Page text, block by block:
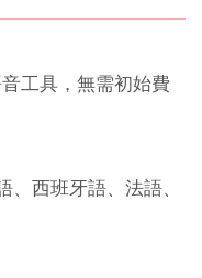
工具，無需初始費
西班牙語、法語、